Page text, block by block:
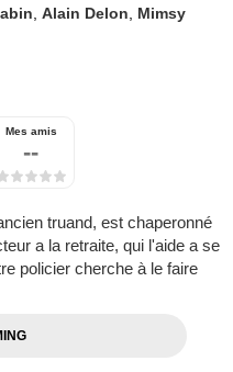
,Alain Delon
Mimsy
Mes amis
--
truand, est chaperonné
a la retraite, qui l'aide a se
policier cherche à le faire